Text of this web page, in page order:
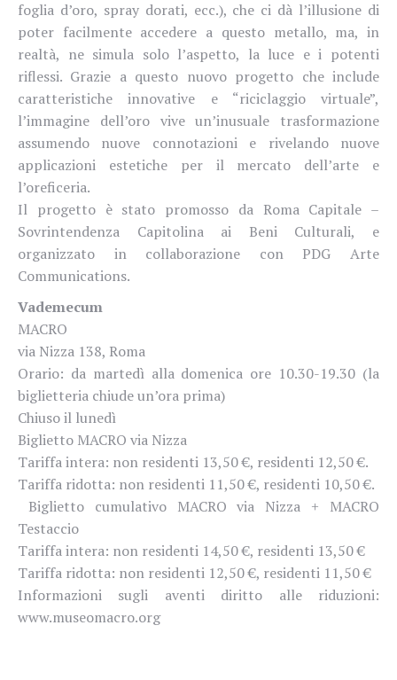
foglia d’oro, spray dorati, ecc.), che ci dà l’illusione di
poter facilmente accedere a questo metallo, ma, in
realtà, ne simula solo l’aspetto, la luce e i potenti
riflessi. Grazie a questo nuovo progetto che include
caratteristiche innovative e “riciclaggio virtuale”,
l’immagine dell’oro vive un’inusuale trasformazione
assumendo nuove connotazioni e rivelando nuove
applicazioni estetiche per il mercato dell’arte e
l’oreficeria.
Il progetto è stato promosso da Roma Capitale –
Sovrintendenza Capitolina ai Beni Culturali, e
organizzato in collaborazione con PDG Arte
Communications.
Vademecum
MACRO
via Nizza 138, Roma
Orario: da martedì alla domenica ore 10.30-19.30 (la
biglietteria chiude un’ora prima)
Chiuso il lunedì
Biglietto MACRO via Nizza
Tariffa intera: non residenti 13,50 €, residenti 12,50 €.
Tariffa ridotta: non residenti 11,50 €, residenti 10,50 €.
Biglietto cumulativo MACRO via Nizza + MACRO
Testaccio
Tariffa intera: non residenti 14,50 €, residenti 13,50 €
Tariffa ridotta: non residenti 12,50 €, residenti 11,50 €
Informazioni sugli aventi diritto alle riduzioni:
www.museomacro.org